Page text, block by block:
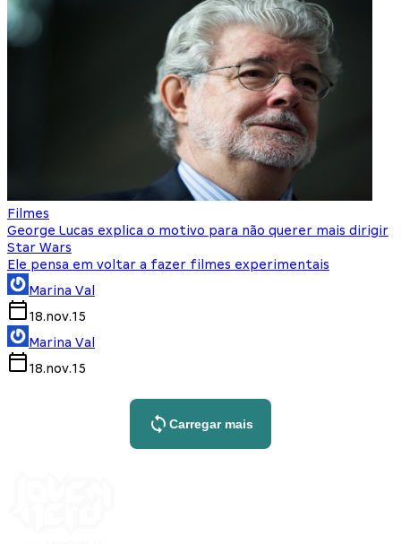
Filmes
George Lucas explica o motivo para não querer mais dirigir
Star Wars
Ele pensa em voltar a fazer filmes experimentais
Marina Val
18.nov.15
Marina Val
18.nov.15
Carregar mais